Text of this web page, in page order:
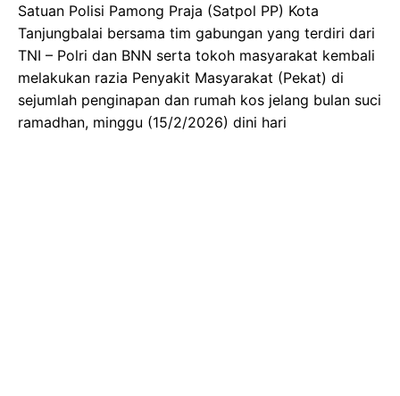
Satuan Polisi Pamong Praja (Satpol PP) Kota
Tanjungbalai bersama tim gabungan yang terdiri dari
TNI – Polri dan BNN serta tokoh masyarakat kembali
melakukan razia Penyakit Masyarakat (Pekat) di
sejumlah penginapan dan rumah kos jelang bulan suci
ramadhan, minggu (15/2/2026) dini hari